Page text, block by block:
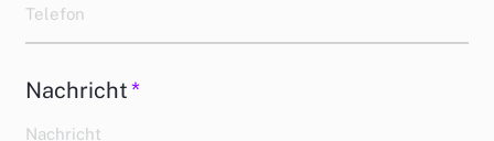
Nachricht*